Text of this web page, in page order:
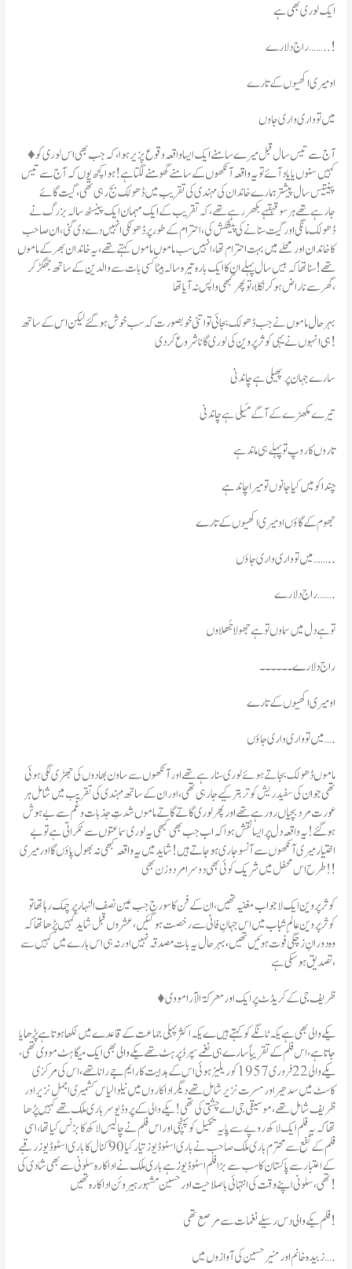
ایک لوری بھی ہے
راج دلارے……..!
او میری اکھیوں کے تارے
میں تو واری واری جاوں
♦️ آج سے تیس سال قبل میرے سامنے ایک ایسا واقعہ وقوع پزیر ہوا ،کہ جب بھی اس لوری کو
کہیں سنوں یا یاد آئے تو یہ واقعہ آنکھوں کے سامنے گھومنے لگتا ہے! ہوا کچھ یوں کہ آج سے تیس
پینتیس سال پیشتر ہمارے خاندان کی مہندی کی تقریب میں ڈھولک بج رہی تھی ، گیت گائے
جارہے تھے ہر سو قہقہے بکھر رہے تھے ،کہ تقریب کے ایک مہمان ایک پینسٹھ سالہ بزرگ نے
ڈھولک مانگی اور گیت سنانے کی پیشکش کی ،احترام کے طور پر ڈھولکی انہیں دے دی گئی ،ان صاحب
کا خاندان اور محلے میں بہت احترام تھا ، انہیں سب ماموں ماموں کہتے تھے، یہ خاندان بھر کے ماموں
تھے! سنا تھا کہ بیس سال پہلے ان کا ایک بارہ تیرہ سالہ بیٹا کسی بات سے والدین کے ساتھ جھگڑ کر
گھر سے ناراض ہو کر نکلا ،تو پھر کبھی واپس نہ آیا تھا ،
بہرحال ماموں نے جب ڈھولک بجائی تو اتنی خوبصورت کہ سب خوش ہوگئے لیکن اس کے ساتھ
ہی انہوں نے یہی کوثر پروین کی لوری گانا شروع کردی!
سارے جہان پر پھیلی ہے چاندنی
تیرے مکھڑے کے آگے مَیلی ہے چاندنی
تاروں کا روپ تو پہلے ہی ماند ہے
چندا کو میں کیا جانوں تو میرا چاند ہے
جھوم کے گاؤں او میری اکھیوں کے تارے
میں تو واری واری جاؤں ……..
راج دلارے…….
توہے دل میں سماوں توہے جھولا جُھلاوں
راج دلارے۔۔۔۔۔۔
او میری اکھیوں کے تارے
میں تو واری واری جاؤں….
تھی جو ان کی سفید ریش کو تر بتر کیے جا رہی تھی ،اور ان کے ساتھ مہندی کی تقریب میں شامل ہر
عورت مرد بچیاں رو رہے تھے اور پھر لوری گاتے گاتے ماموں شدتِ جذبات و غم سے بے ہوش
ہو گئے !یہ واقعہ دل پر ایسا نقش ہوا کہ اب جب بھی کبھی یہ لوری سماعتوں سے ٹکراتی ہے تو بے
اختیار میری آنکھوں سے آنسو جاری ہوجاتے ہیں! شاید میں یہ واقعہ کبھی نہ بھول پاؤں گا اور میری
طرح اس محفل میں شریک کوئی بھی دوسرا مرد و زن بھی !!
کوثر پروین عالمِ شباب میں اس جہانِ فانی سے رخصت ہو گئیں، عشروں قبل شاید کہیں پڑھا تھا کہ
وہ دورانِ زچگی فوت ہوئیں تھیں، بہرحال یہ بات مصدقہ نہیں اور نہ ہی اس بارے میں کہیں سے
تصدیق ہوسکی ہے ،
♦️ ظریف جی کے کریڈٹ پر ایک اور معرکۃ الآرا مووی
یکے والی بھی ہے یکہ ٹانگے کو کہتے ہیں ے یکہ اکثر پہلی جماعت کے قاعدے میں لکھا ہوتا ہے پڑھایا
جاتا ہے ، اس فلم کے تقریباً سارے ہی نغمے سپر ڈپر ہٹ تھے یکے والی بھی ایک میگا ہٹ مووی تھی ،
یکے والی 22 فروری 1957 کو ریلیز ہوئی اس کے ہدایت کار ایم جے رانا تھے ، اس کی مرکزی
کاسٹ میں سدھیر اور مسرت نزیر شامل تھے دیگر اداکاروں میں نیلو الیاس کشمیری اجمل نزیر اور
ظریف شامل تھے ،مو سیقی جی اے چشتی کی تھی ! یکے والی کے پروڈیوسر باری ملک تھے کہیں پڑھا
تھا کہ یہ فلم ایک لاکھ روپے سے پایہ تکمیل کو پہنچی اور اس فلم نے چالیس لاکھ کا بزنس کیا تھا ،اسی
فلم کے نفع سے محترم باری ملک صاحب نے باری اسٹوڈیوز تیار کیا 90 کنال کا باری اسٹوڈیوز رقبے
کے اعتبار سے پاکستان کاسب سے بڑا فلم اسٹوڈیوز ہے باری ملک نے اداکارہ سلونی سے بھی شادی کی
تھی ، سلونی اپنے وقت کی انتہائی باصلاحیت اور حسین مشہور ہیروئن اداکارہ تھیں !
فلم یکے والی دس رسیلے نغمات سے مرصع تھی !
زبیدہ خانم اور منیر حسین کی آوازوں میں ….